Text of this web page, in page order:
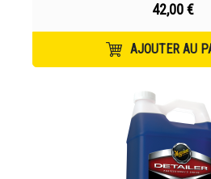
42,00 €
AJOUTER AU